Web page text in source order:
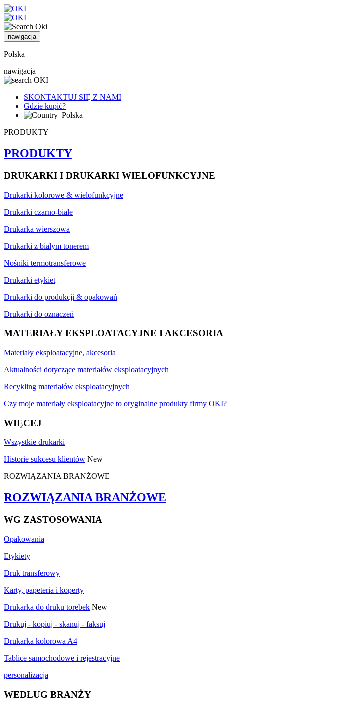
nawigacja
Polska
nawigacja
SKONTAKTUJ SIĘ Z NAMI
Gdzie kupić?
Polska
PRODUKTY
PRODUKTY
DRUKARKI I DRUKARKI WIELOFUNKCYJNE
Drukarki kolorowe & wielofunkcyjne
Drukarki czarno-białe
Drukarka wierszowa
Drukarki z białym tonerem
Nośniki termotransferowe
Drukarki etykiet
Drukarki do produkcji & opakowań
Drukarki do oznaczeń
MATERIAŁY EKSPLOATACYJNE I AKCESORIA
Materiały eksploatacyjne, akcesoria
Aktualności dotyczące materiałów eksploatacyjnych
Recykling materiałów eksploatacyjnych
Czy moje materiały eksploatacyjne to oryginalne produkty firmy OKI?
WIĘCEJ
Wszystkie drukarki
Historie sukcesu klientów New
ROZWIĄZANIA BRANŻOWE
ROZWIĄZANIA BRANŻOWE
WG ZASTOSOWANIA
Opakowania
Etykiety
Druk transferowy
Karty, papeteria i koperty
Drukarka do druku torebek New
Drukuj - kopiuj - skanuj - faksuj
Drukarka kolorowa A4
Tablice samochodowe i rejestracyjne
personalizacja
WEDŁUG BRANŻY